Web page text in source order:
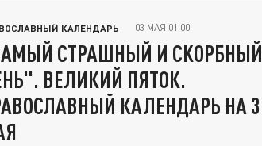
КАЛЕНДАРЬ 03 МАЯ 01:00
СТРАШНЫЙ И СКОРБНЫЙ
ВЕЛИКИЙ ПЯТОК.
КАЛЕНДАРЬ НА 3